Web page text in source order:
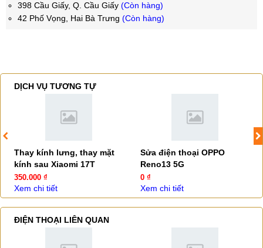
398 Cầu Giấy, Q. Cầu Giấy (Còn hàng)
42 Phố Vọng, Hai Bà Trưng (Còn hàng)
DỊCH VỤ TƯƠNG TỰ
Thay kính lưng, thay mặt
kính sau Xiaomi 17T
350.000 ₫
Xem chi tiết
Sửa điện thoại OPPO
Reno13 5G
0 ₫
Xem chi tiết
ĐIỆN THOẠI LIÊN QUAN